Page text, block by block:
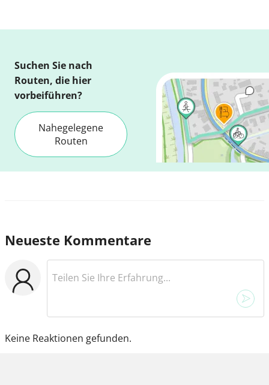
Suchen Sie nach
Routen, die hier
vorbeiführen?
Nahegelegene
Routen
Neueste Kommentare
Keine Reaktionen gefunden.